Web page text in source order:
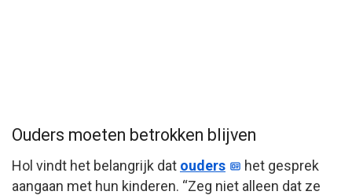
Ouders moeten betrokken blijven
Hol vindt het belangrijk dat ouders
het gesprek
aangaan met hun kinderen. “Zeg niet alleen dat ze